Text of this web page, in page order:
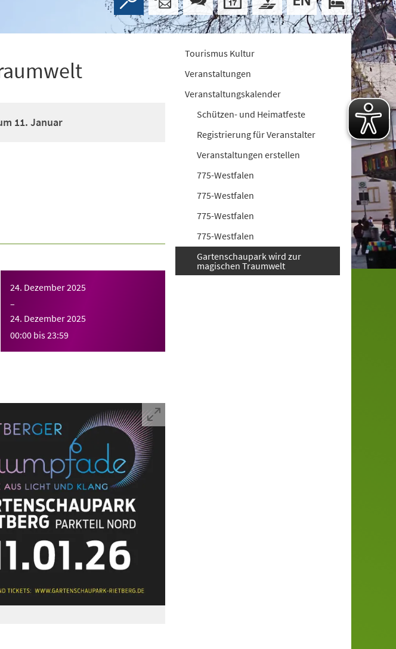
11. Januar
24. Dezember 2025
–
24. Dezember 2025
00:00 bis23:59
Tourismus Kultur
Veranstaltungen
Veranstaltungskalender
Schützen- und Heimatfeste
Registrierung für Veranstalter
Veranstaltungen erstellen
775-Westfalen
775-Westfalen
775-Westfalen
775-Westfalen
Gartenschaupark wird zur
magischen Traumwelt